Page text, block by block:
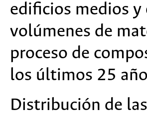
edificios medios y
volúmenes de
proceso de
los últimos 25
Distribución de